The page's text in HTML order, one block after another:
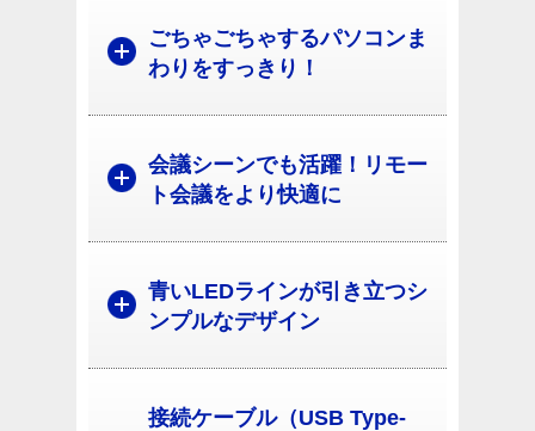
ごちゃごちゃするパソコンま
わりをすっきり！
会議シーンでも活躍！リモー
ト会議をより快適に
青いLEDラインが引き立つシ
ンプルなデザイン
接続ケーブル（USB Type-